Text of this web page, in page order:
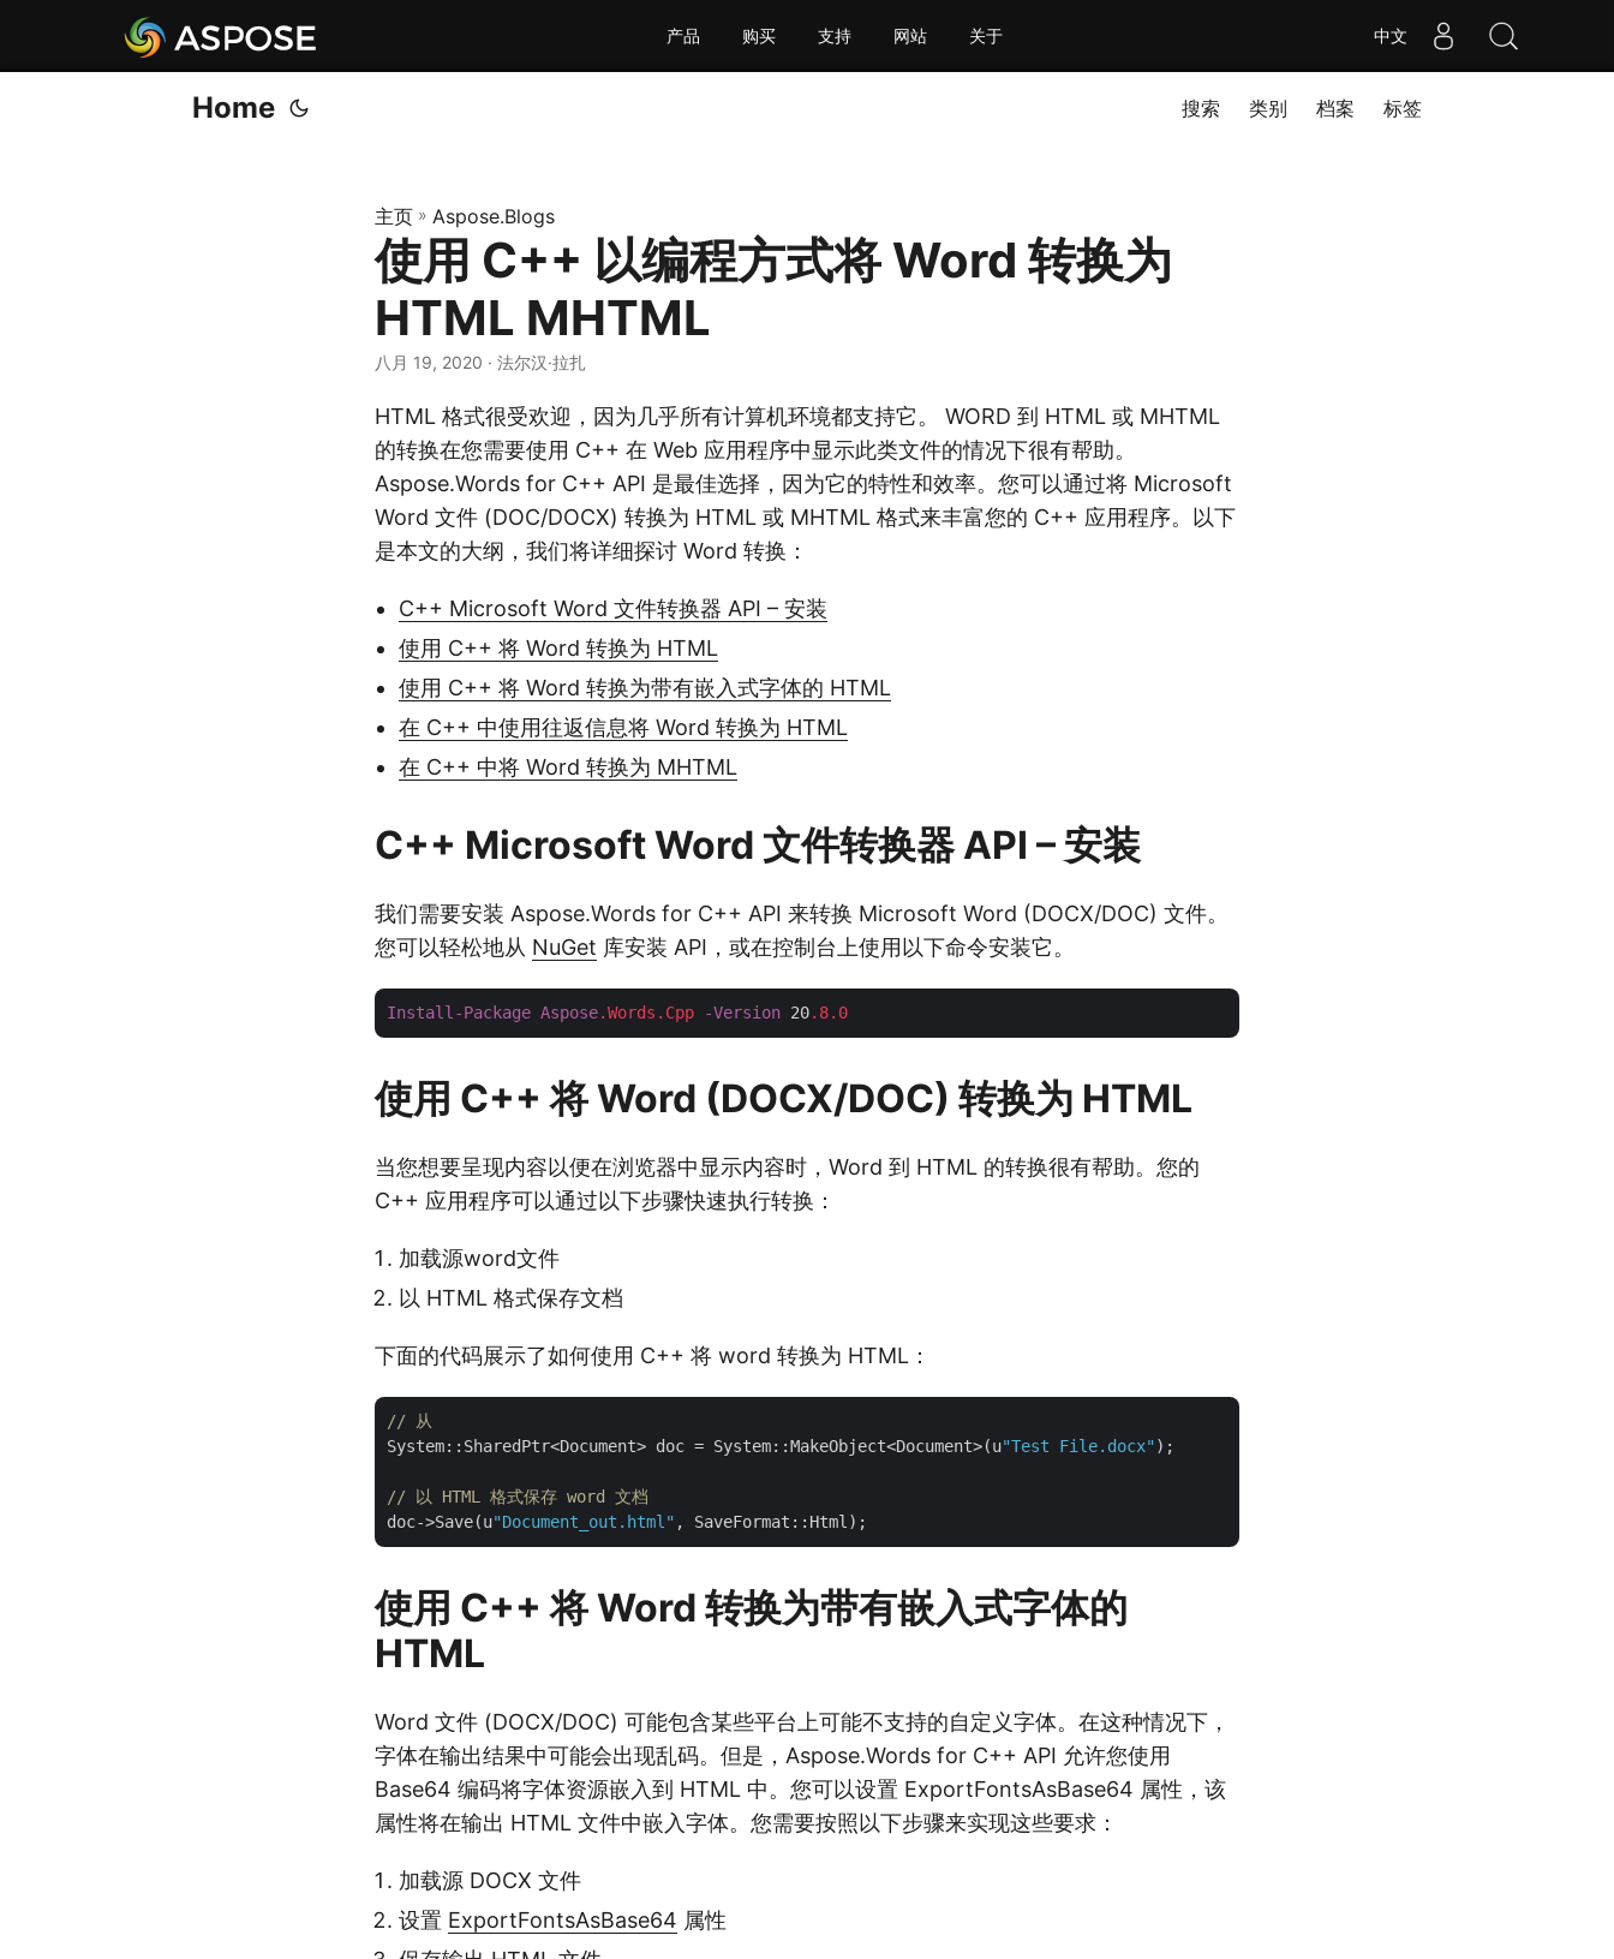
中文
产品 购买 支持 网站 关于
Home 搜索 类别 档案 标签
主页 » Aspose.Blogs
使用 C++ 以编程方式将 Word 转换为
HTML MHTML
八月 19, 2020 · 法尔汉·拉扎
HTML 格式很受欢迎，因为几乎所有计算机环境都支持它。 WORD 到 HTML 或 MHTML
的转换在您需要使用 C++ 在 Web 应用程序中显示此类文件的情况下很有帮助。
Aspose.Words for C++ API 是最佳选择，因为它的特性和效率。您可以通过将 Microsoft
Word 文件 (DOC/DOCX) 转换为 HTML 或 MHTML 格式来丰富您的 C++ 应用程序。以下
是本文的大纲，我们将详细探讨 Word 转换：
C++ Microsoft Word 文件转换器 API – 安装
使用 C++ 将 Word 转换为 HTML
使用 C++ 将 Word 转换为带有嵌入式字体的 HTML
在 C++ 中使用往返信息将 Word 转换为 HTML
在 C++ 中将 Word 转换为 MHTML
C++ Microsoft Word 文件转换器 API – 安装
我们需要安装 Aspose.Words for C++ API 来转换 Microsoft Word (DOCX/DOC) 文件。
您可以轻松地从 NuGet 库安装 API，或在控制台上使用以下命令安装它。
Install-Package Aspose.Words .Cpp -Version 20.8.0
使用 C++ 将 Word (DOCX/DOC) 转换为 HTML
当您想要呈现内容以便在浏览器中显示内容时，Word 到 HTML 的转换很有帮助。您的
C++ 应用程序可以通过以下步骤快速执行转换：
加载源word文件
以 HTML 格式保存文档
下面的代码展示了如何使用 C++ 将 word 转换为 HTML：
// 从
System::SharedPtr<Document> doc = System::MakeObject<Document>(u"Test File.docx" );
// 以 HTML 格式保存 word 文档
doc->Save(u"Document_out.html"
使用 C++ 将 Word 转换为带有嵌入式字体的
HTML
Word 文件 (DOCX/DOC) 可能包含某些平台上可能不支持的自定义字体。在这种情况下，
字体在输出结果中可能会出现乱码。但是，Aspose.Words for C++ API 允许您使用
Base64 编码将字体资源嵌入到 HTML 中。您可以设置 ExportFontsAsBase64 属性，该
属性将在输出 HTML 文件中嵌入字体。您需要按照以下步骤来实现这些要求：
加载源 DOCX 文件
设置 ExportFontsAsBase64 属性